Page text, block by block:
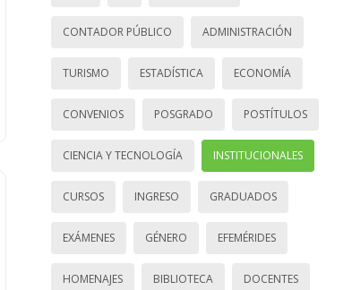
CONTADOR PÚBLICO ADMINISTRACIÓN
TURISMO ESTADÍSTICA ECONOMÍA
CONVENIOS POSGRADO POSTÍTULOS
CIENCIA Y TECNOLOGÍA INSTITUCIONALES
CURSOS INGRESO GRADUADOS
EXÁMENES GÉNERO EFEMÉRIDES
HOMENAJES BIBLIOTECA DOCENTES